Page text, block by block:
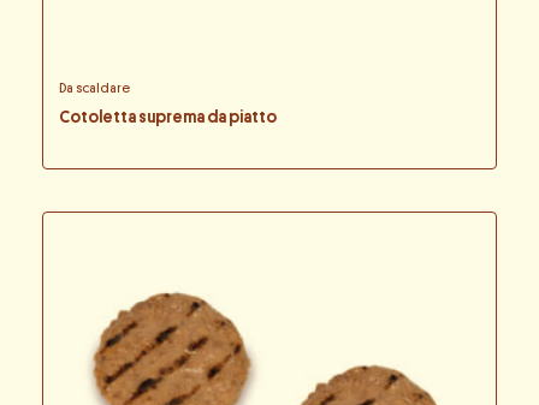
Da scaldare
Cotoletta suprema da piatto